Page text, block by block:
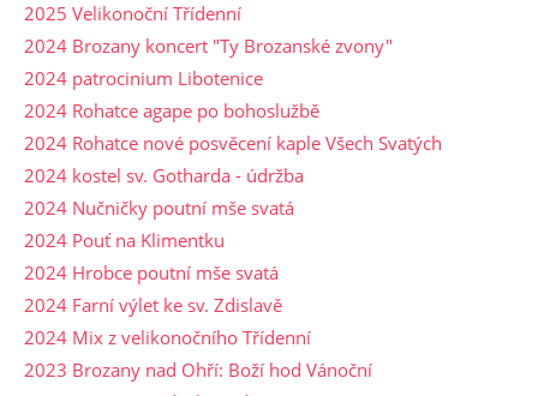
2025 Velikonoční Třídenní
2024 Brozany koncert "Ty Brozanské zvony"
2024 patrocinium Libotenice
2024 Rohatce agape po bohoslužbě
2024 Rohatce nové posvěcení kaple Všech Svatých
2024 kostel sv. Gotharda - údržba
2024 Nučničky poutní mše svatá
2024 Pouť na Klimentku
2024 Hrobce poutní mše svatá
2024 Farní výlet ke sv. Zdislavě
2024 Mix z velikonočního Třídenní
2023 Brozany nad Ohří: Boží hod Vánoční